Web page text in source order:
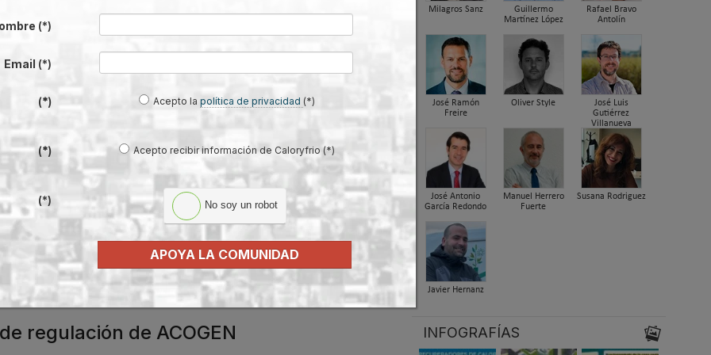
en la nueva legislatura
España
tema central en esta
regulación de ACOGEN
Milagros Sanz
Guillermo
Martínez López
Rafael Bravo
Antolín
José Ramón
Freire
Oliver Style
José Luis
Gutiérrez
Villanueva
José Antonio
García Redondo
Manuel Herrero
Fuerte
Susana Rodriguez
Javier Hernanz
INFOGRAFÍAS
(*)
Email (*)
(*) Acepto lapolítica de privacidad (*)
(*) Acepto recibir información de Caloryfrio (*)
(*) No soy un robot
APOYA LA COMUNIDAD